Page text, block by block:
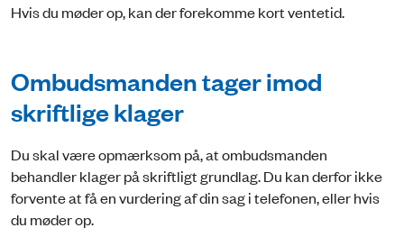
Hvis du møder op, kan der forekomme kort ventetid.
Ombudsmanden tager imod
skriftlige klager
Du skal være opmærksom på, at ombudsmanden
behandler klager på skriftligt grundlag. Du kan derfor ikke
forvente at få en vurdering af din sag i telefonen, eller hvis
du møder op.